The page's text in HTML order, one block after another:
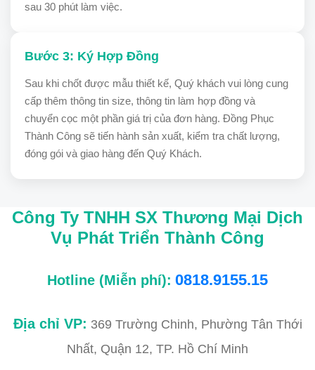
sau 30 phút làm việc.
Bước 3: Ký Hợp Đồng
Sau khi chốt được mẫu thiết kế, Quý khách vui lòng cung
cấp thêm thông tin size, thông tin làm hợp đồng và
chuyển cọc một phần giá trị của đơn hàng. Đồng Phục
Thành Công sẽ tiến hành sản xuất, kiểm tra chất lượng,
đóng gói và giao hàng đến Quý Khách.
Công Ty TNHH SX Thương Mại Dịch
Vụ Phát Triển Thành Công
Hotline (Miễn phí): 0818.9155.15
Địa chỉ VP: 369 Trường Chinh, Phường Tân Thới
Nhất, Quận 12, TP. Hồ Chí Minh